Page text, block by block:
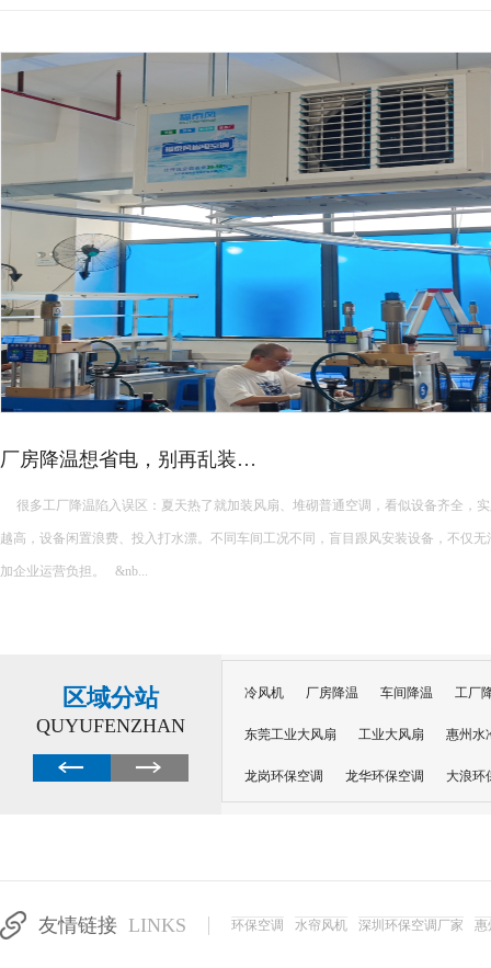
厂房降温想省电，别再乱装…
很多工厂降温陷入误区：夏天热了就加装风扇、堆砌普通空调，看似设备齐全，
越高，设备闲置浪费、投入打水漂。不同车间工况不同，盲目跟风安装设备，不仅
加企业运营负担。 &nb...
区域分站
QUYUFENZHAN
冷风机 厂房降温 车间降温 工厂
东莞工业大风扇 工业大风扇 惠州水
龙岗环保空调 龙华环保空调 大浪环
友情链接 LINKS 环保空调 水帘风机 深圳环保空调厂家 惠